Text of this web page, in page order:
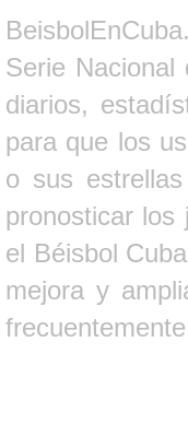
Serie Nacional
diarios,
para que los
o sus
pronosticar los
el Béisbol
mejora y